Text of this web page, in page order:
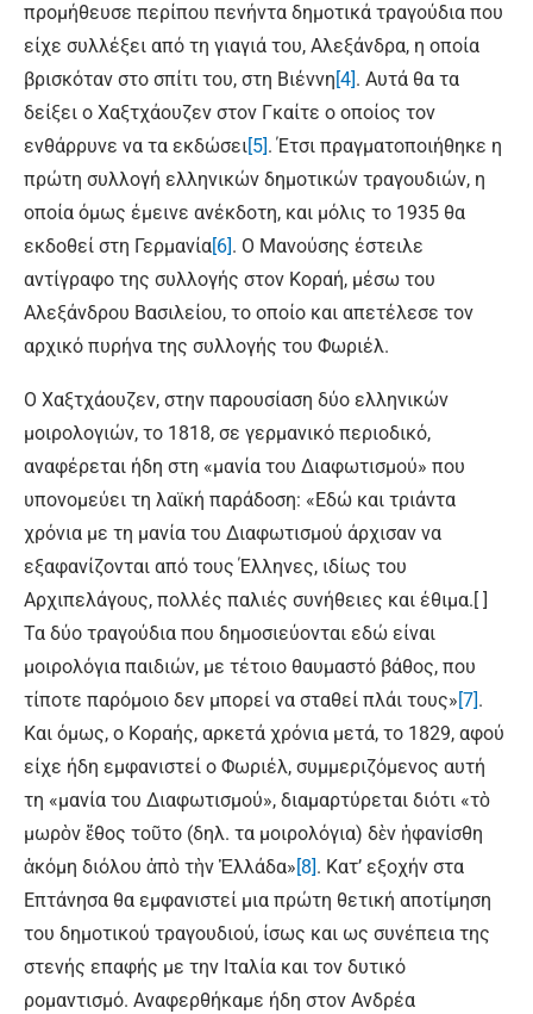
προμήθευσε περίπου πενήντα δημοτικά τραγούδια που
είχε συλλέξει από τη γιαγιά του, Αλεξάνδρα, η οποία
βρισκόταν στο σπίτι του, στη Βιέννη [4]. Αυτά θα τα
δείξει ο Χαξτχάουζεν στον Γκαίτε ο οποίος τον
ενθάρρυνε να τα εκδώσει[5]. Έτσι πραγματοποιήθηκε η
πρώτη συλλογή ελληνικών δημοτικών τραγουδιών, η
οποία όμως έμεινε ανέκδοτη, και μόλις το 1935 θα
εκδοθεί στη Γερμανία[6]. Ο Μανούσης έστειλε
αντίγραφο της συλλογής στον Κοραή, μέσω του
Αλεξάνδρου Βασιλείου, το οποίο και απετέλεσε τον
αρχικό πυρήνα της συλλογής του Φωριέλ.
Ο Χαξτχάουζεν, στην παρουσίαση δύο ελληνικών
μοιρολογιών, το 1818, σε γερμανικό περιοδικό,
αναφέρεται ήδη στη «μανία του Διαφωτισμού» που
υπονομεύει τη λαϊκή παράδοση: «Εδώ και τριάντα
χρόνια με τη μανία του Διαφωτισμού άρχισαν να
εξαφανίζονται από τους Έλληνες, ιδίως του
Αρχιπελάγους, πολλές παλιές συνήθειες και έθιμα.[ ]
Τα δύο τραγούδια που δημοσιεύονται εδώ είναι
μοιρολόγια παιδιών, με τέτοιο θαυμαστό βάθος, που
τίποτε παρόμοιο δεν μπορεί να σταθεί πλάι τους» [7].
Και όμως, ο Κοραής, αρκετά χρόνια μετά, το 1829, αφού
είχε ήδη εμφανιστεί ο Φωριέλ, συμμεριζόμενος αυτή
τη «μανία του Διαφωτισμού», διαμαρτύρεται διότι «τὸ
μωρὸν ἔθος τοῦτο (δηλ. τα μοιρολόγια) δὲν ἠφανίσθη
ἀκόμη διόλου ἀπὸ τὴν Ἑλλάδα» [8]. Κατ’ εξοχήν στα
Επτάνησα θα εμφανιστεί μια πρώτη θετική αποτίμηση
του δημοτικού τραγουδιού, ίσως και ως συνέπεια της
στενής επαφής με την Ιταλία και τον δυτικό
ρομαντισμό. Αναφερθήκαμε ήδη στον Ανδρέα